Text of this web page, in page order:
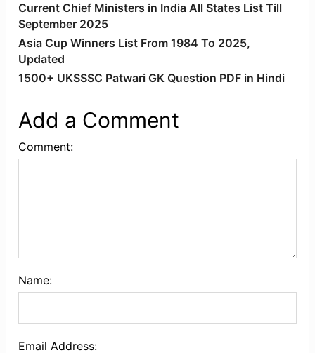
Current Chief Ministers in India All States List Till
September 2025
Asia Cup Winners List From 1984 To 2025,
Updated
1500+ UKSSSC Patwari GK Question PDF in Hindi
Add a Comment
Comment:
Name:
Email Address: